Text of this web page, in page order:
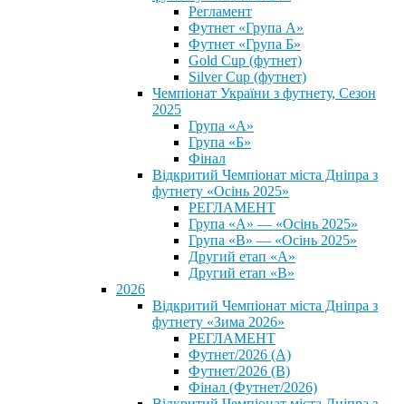
Регламент
Футнет «Група А»
Футнет «Група Б»
Gold Cup (футнет)
Silver Cup (футнет)
Чемпіонат України з футнету, Сезон
2025
Група «А»
Група «Б»
Фінал
Відкритий Чемпіонат міста Дніпра з
футнету «Осінь 2025»
РЕГЛАМЕНТ
Група «А» — «Осінь 2025»
Група «В» — «Осінь 2025»
Другий етап «А»
Другий етап «В»
2026
Відкритий Чемпіонат міста Дніпра з
футнету «Зима 2026»
РЕГЛАМЕНТ
Футнет/2026 (А)
Футнет/2026 (В)
Фінал (Футнет/2026)